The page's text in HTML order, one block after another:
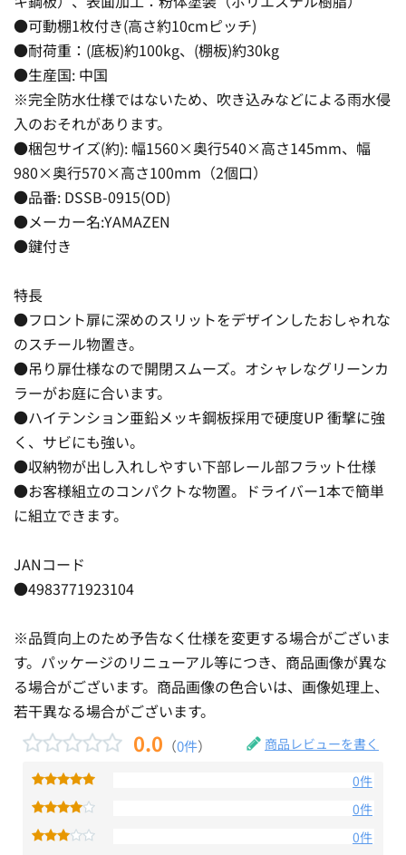
●可動棚1枚付き(高さ約10cmピッチ)
●耐荷重：(底板)約100kg、(棚板)約30kg
●生産国: 中国
※完全防水仕様ではないため、吹き込みなどによる雨水侵
入のおそれがあります。
●梱包サイズ(約): 幅1560×奥行540×高さ145mm、幅
980×奥行570×高さ100mm（2個口）
●品番: DSSB-0915(OD)
●メーカー名:YAMAZEN
●鍵付き
特長
●フロント扉に深めのスリットをデザインしたおしゃれな
のスチール物置き。
●吊り扉仕様なので開閉スムーズ。オシャレなグリーンカ
ラーがお庭に合います。
●ハイテンション亜鉛メッキ鋼板採用で硬度UP 衝撃に強
く、サビにも強い。
●収納物が出し入れしやすい下部レール部フラット仕様
●お客様組立のコンパクトな物置。ドライバー1本で簡単
に組立できます。
JANコード
●4983771923104
※品質向上のため予告なく仕様を変更する場合がございま
す。パッケージのリニューアル等につき、商品画像が異な
る場合がございます。商品画像の色合いは、画像処理上、
若干異なる場合がございます。
0.0 （0件） 商品レビューを書く
0件
0件
0件